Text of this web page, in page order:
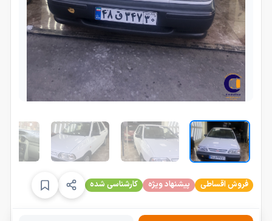
فروش اقساطی پیشنهاد ویژه کارشناسی شده